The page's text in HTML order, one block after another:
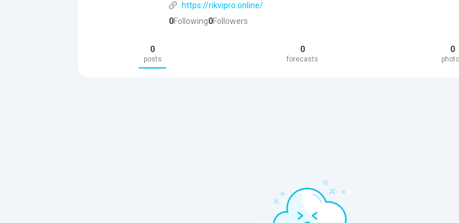
https://rikvipro.online/
0Following0Followers
0
posts
0
forecasts
0